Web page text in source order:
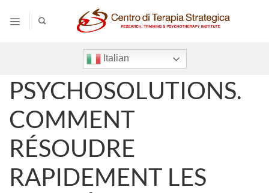
contenuti
Italian
PSYCHOSOLUTIONS.
COMMENT
RÉSOUDRE
RAPIDEMENT LES